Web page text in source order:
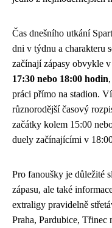
Čas dnešního utkání
dni v týdnu a charakteru
začínají zápasy obvykle
17:30 nebo 18:00 hodin
práci přímo na stadion.
různorodější časový
začátky kolem 15:00
duely začínajícími v
Pro fanoušky je důležité
zápasu, ale také
extraligy pravidelně
Praha, Pardubice, Třinec